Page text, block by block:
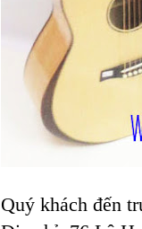
Quý khách đến